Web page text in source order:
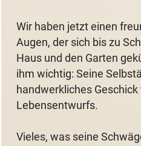
Wir haben jetzt einen
Augen, der sich bis zu
Haus und den Garten
ihm wichtig: Seine
handwerkliches
Lebensentwurfs.
Vieles, was seine